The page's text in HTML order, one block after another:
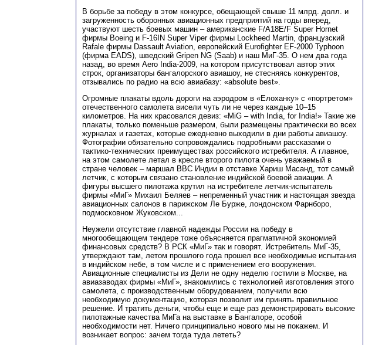
В борьбе за победу в этом конкурсе, обещающей свыше 11 млрд. долл. и
загруженность оборонных авиационных предприятий на годы вперед,
участвуют шесть боевых машин – американские F/A18E/F Super Hornet
фирмы Boeing и F-16IN Super Viper фирмы Lockheed Martin, французский
Rafale фирмы Dassault Aviation, европейский Eurofighter EF-2000 Typhoon
(фирма EADS), шведский Gripen NG (Saab) и наш МиГ-35. О нем два года
назад, во время Aero India-2009, на котором присутствовал автор этих
строк, организаторы бангалорского авиашоу, не стесняясь конкурентов,
отзывались по радио на всю авиабазу: «absolute best».
Огромные плакаты вдоль дороги на аэродром в «Елоханку» с «портретом»
отечественного самолета висели чуть ли не через каждые 10–15
километров. На них красовался девиз: «MiG – with India, for India!» Такие же
плакаты, только поменьше размером, были размещены практически во всех
журналах и газетах, которые ежедневно выходили в дни работы авиашоу.
Фотографии обязательно сопровождались подробными рассказами о
тактико-технических преимуществах российского истребителя. А главное,
на этом самолете летал в кресле второго пилота очень уважаемый в
стране человек – маршал ВВС Индии в отставке Хариш Масанд, тот самый
летчик, с которым связано становление индийской боевой авиации. А
фигуры высшего пилотажа крутил на истребителе летчик-испытатель
фирмы «МиГ» Михаил Беляев – непременный участник и настоящая звезда
авиационных салонов в парижском Ле Бурже, лондонском Фарнборо,
подмосковном Жуковском...
Неужели отсутствие главной надежды России на победу в
многообещающем тендере тоже объясняется прагматичной экономией
финансовых средств? В РСК «МиГ» так и говорят. Истребитель МиГ-35,
утверждают там, летом прошлого года прошел все необходимые испытания
в индийском небе, в том числе и с применением его вооружения.
Авиационные специалисты из Дели не одну неделю гостили в Москве, на
авиазаводах фирмы «МиГ», знакомились с технологией изготовления этого
самолета, с производственным оборудованием, получили всю
необходимую документацию, которая позволит им принять правильное
решение. И тратить деньги, чтобы еще и еще раз демонстрировать высокие
пилотажные качества МиГа на выставке в Бангалоре, особой
необходимости нет. Ничего принципиально нового мы не покажем. И
возникает вопрос: зачем тогда туда лететь?